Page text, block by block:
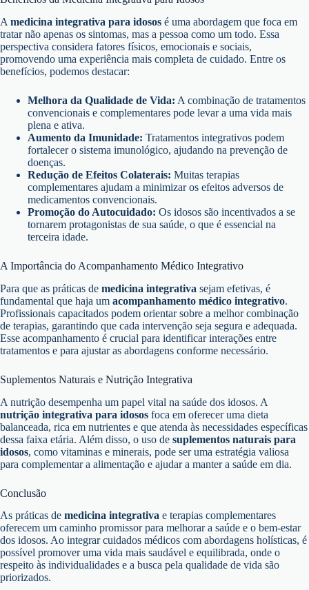
A medicina integrativa para idosos é uma abordagem que foca em
tratar não apenas os sintomas, mas a pessoa como um todo. Essa
perspectiva considera fatores físicos, emocionais e sociais,
promovendo uma experiência mais completa de cuidado. Entre os
benefícios, podemos destacar:
Melhora da Qualidade de Vida: A combinação de tratamentos
convencionais e complementares pode levar a uma vida mais
plena e ativa.
Aumento da Imunidade: Tratamentos integrativos podem
fortalecer o sistema imunológico, ajudando na prevenção de
doenças.
Redução de Efeitos Colaterais: Muitas terapias
complementares ajudam a minimizar os efeitos adversos de
medicamentos convencionais.
Promoção do Autocuidado: Os idosos são incentivados a se
tornarem protagonistas de sua saúde, o que é essencial na
terceira idade.
A Importância do Acompanhamento Médico Integrativo
Para que as práticas de medicina integrativa sejam efetivas, é
fundamental que haja um acompanhamento médico integrativo.
Profissionais capacitados podem orientar sobre a melhor combinação
de terapias, garantindo que cada intervenção seja segura e adequada.
Esse acompanhamento é crucial para identificar interações entre
tratamentos e para ajustar as abordagens conforme necessário.
Suplementos Naturais e Nutrição Integrativa
A nutrição desempenha um papel vital na saúde dos idosos. A
nutrição integrativa para idosos foca em oferecer uma dieta
balanceada, rica em nutrientes e que atenda às necessidades específicas
dessa faixa etária. Além disso, o uso de suplementos naturais para
idosos, como vitaminas e minerais, pode ser uma estratégia valiosa
para complementar a alimentação e ajudar a manter a saúde em dia.
Conclusão
As práticas de medicina integrativa e terapias complementares
oferecem um caminho promissor para melhorar a saúde e o bem-estar
dos idosos. Ao integrar cuidados médicos com abordagens holísticas, é
possível promover uma vida mais saudável e equilibrada, onde o
respeito às individualidades e a busca pela qualidade de vida são
priorizados.